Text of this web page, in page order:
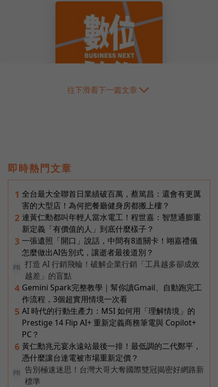
往下滑看下一篇文章
即時熱門文章
1 全台最大全聯首日業績破百萬，蔡篤昌：還會有更厲
害的大型店！為何把餐廳健身房都搬上樓？
2 連黃仁勳都叫年輕人當水電工！程世嘉：智慧通膨重
新定義「有價值的人」到底什麼樣子？
3 一張遺照「開口」說話，中間有8道關卡！翊嘉禮儀
怎麼做出AI告別式，讓逝者最後道別？
PR
打造 AI 行銷飛輪！破解企業行銷「工具越多卻成效
越差」的盲點
4 Gemini Spark完整教學｜幫你讀Gmail、自動跑完工
作流程，3個超實用情境一次看
5 AI 時代的行動生產力：MSI 如何用「理解情境」的
Prestige 14 Flip AI+ 重新定義商務筆電與 Copilot+
PC？
6 黃仁勳兆元宴永遠站最後一排！最低調的二代鄭平，
憑什麼讓台達電被市場重新定價？
PR
告別極速迷思！台灣大哥大奪國際雙冠揭密好網路新
標準